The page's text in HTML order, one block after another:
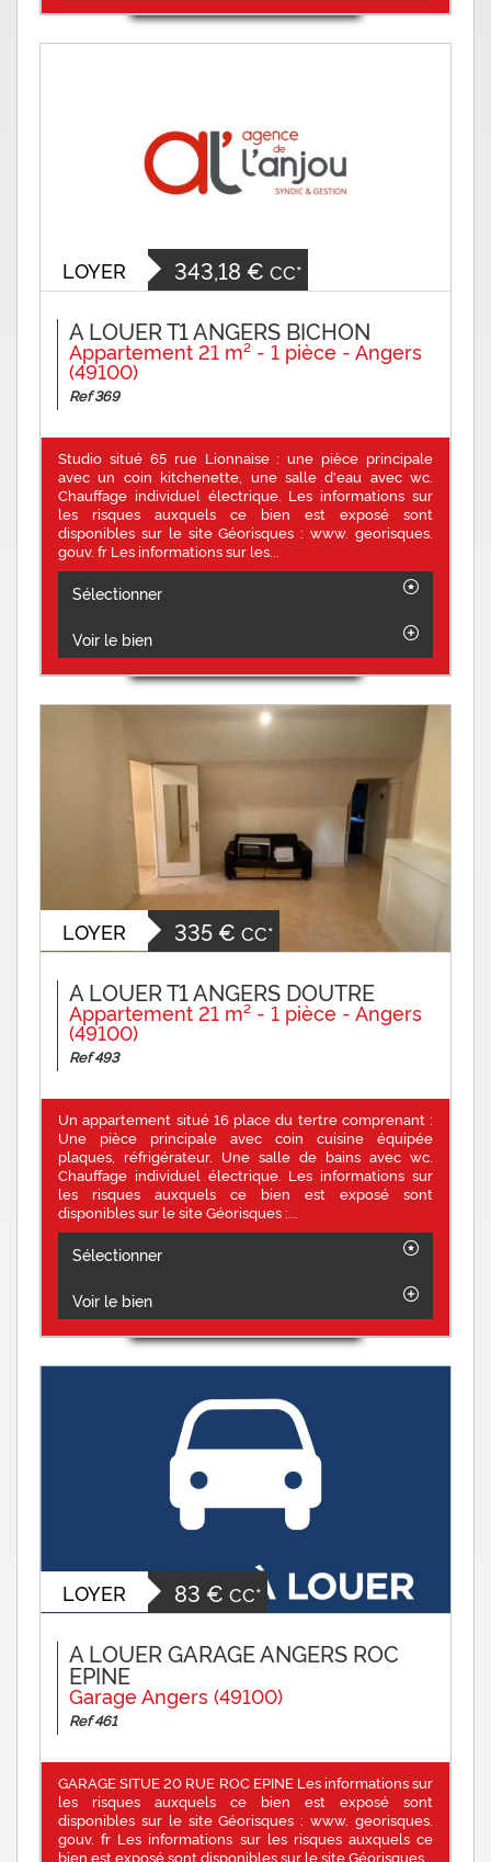
LOYER 343,18 € CC*
A LOUER T1 ANGERS BICHON
Appartement 21 m² - 1 pièce - Angers
(49100)
Ref 369
Studio situé 65 rue Lionnaise : une pièce principale
avec un coin kitchenette, une salle d'eau avec wc.
Chauffage individuel électrique. Les informations sur
les risques auxquels ce bien est exposé sont
disponibles sur le site Géorisques : www. georisques.
gouv. fr Les informations sur les...
Sélectionner
Voir le bien
LOYER 335 € CC*
A LOUER T1 ANGERS DOUTRE
Appartement 21 m² - 1 pièce - Angers
(49100)
Ref 493
Un appartement situé 16 place du tertre comprenant :
Une pièce principale avec coin cuisine équipée
plaques, réfrigérateur. Une salle de bains avec wc.
Chauffage individuel électrique. Les informations sur
les risques auxquels ce bien est exposé sont
disponibles sur le site Géorisques :...
Sélectionner
Voir le bien
LOYER 83 € CC*
A LOUER GARAGE ANGERS ROC
EPINE
Garage Angers (49100)
Ref 461
GARAGE SITUE 20 RUE ROC EPINE Les informations sur
les risques auxquels ce bien est exposé sont
disponibles sur le site Géorisques : www. georisques.
gouv. fr Les informations sur les risques auxquels ce
bien est exposé sont disponibles sur le site Géorisques